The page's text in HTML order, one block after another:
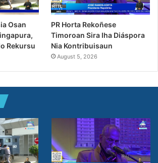
Osan
Rekursu
PR Horta Rekoñese
Timoroan Sira Iha Diáspora
Nia Kontribuisaun
August 5, 2026